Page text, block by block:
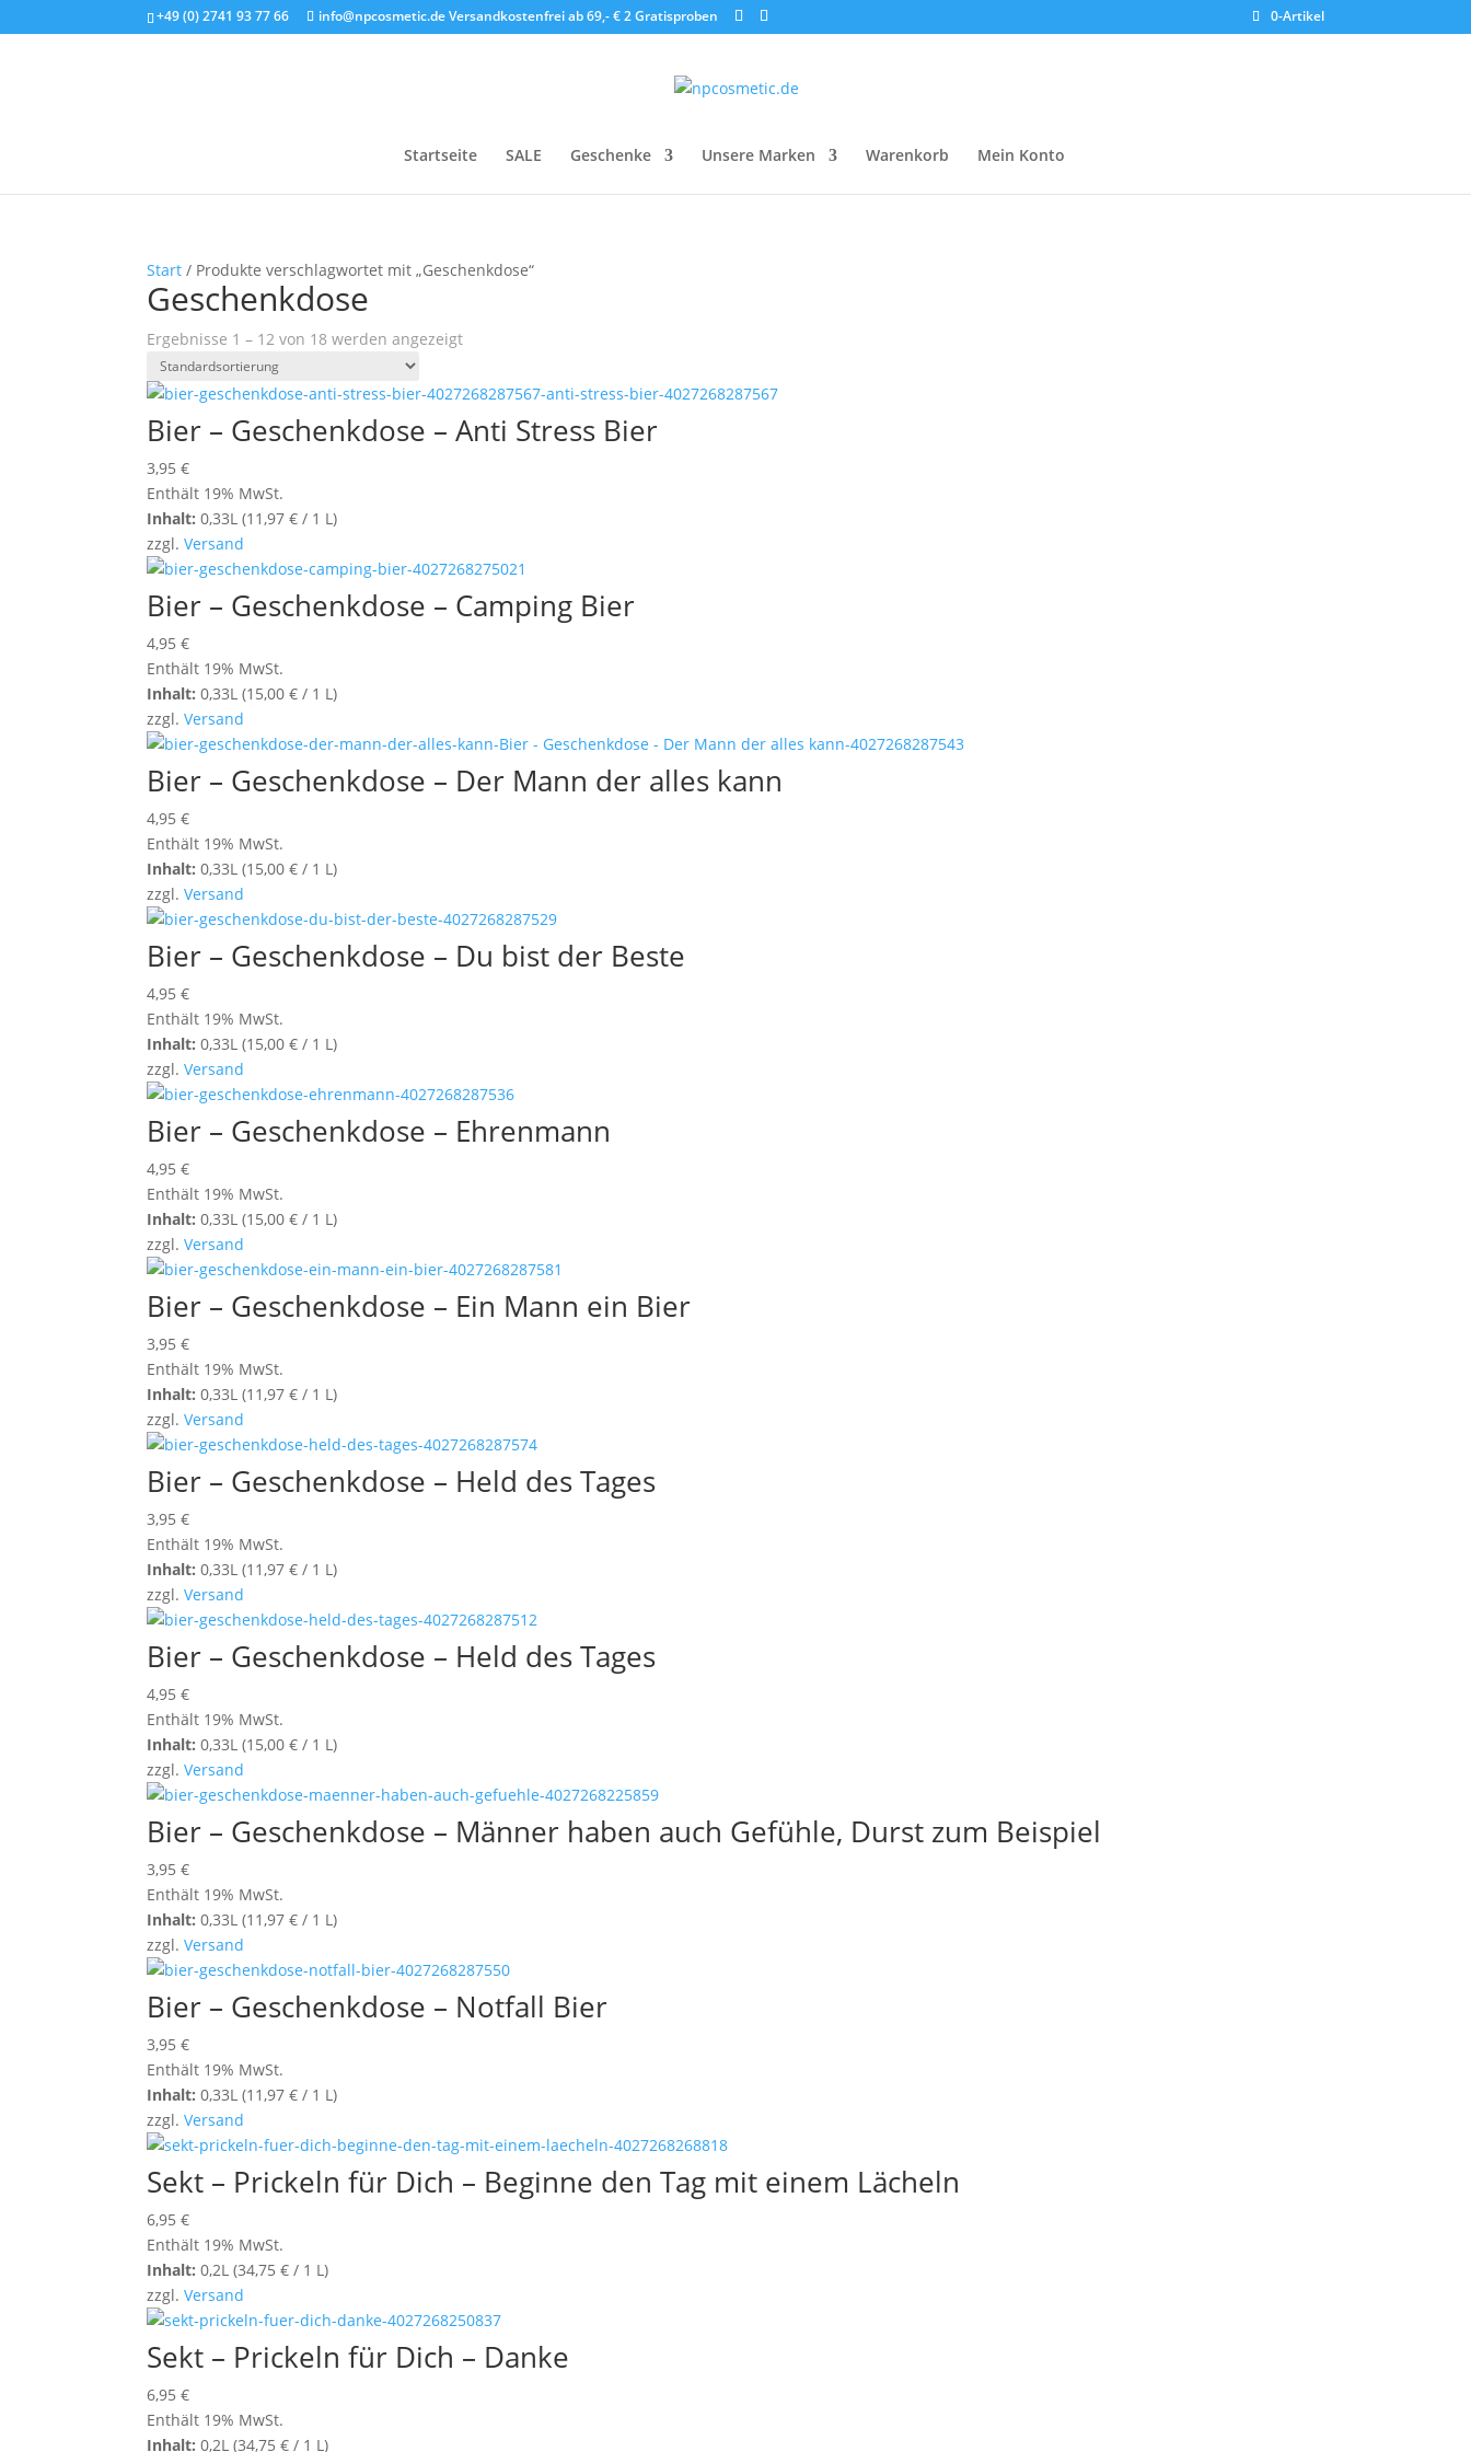
+49 (0) 2741 93 77 66 info@npcosmetic.de Versandkostenfrei ab 69,- € 2 Gratisproben 0-Artikel
Startseite SALE Geschenke Unsere Marken Warenkorb Mein Konto
Start / Produkte verschlagwortet mit „Geschenkdose“
Geschenkdose
Ergebnisse 1 – 12 von 18 werden angezeigt
Bier – Geschenkdose – Anti Stress Bier
3,95€
Enthält 19% MwSt.
Inhalt: 0,33L (11,97€ / 1 L)
zzgl.Versand
Bier – Geschenkdose – Camping Bier
4,95€
Enthält 19% MwSt.
Inhalt: 0,33L (15,00€ / 1 L)
zzgl.Versand
Bier – Geschenkdose – Der Mann der alles kann
4,95€
Enthält 19% MwSt.
Inhalt: 0,33L (15,00€ / 1 L)
zzgl.Versand
Bier – Geschenkdose – Du bist der Beste
4,95€
Enthält 19% MwSt.
Inhalt: 0,33L (15,00€ / 1 L)
zzgl.Versand
Bier – Geschenkdose – Ehrenmann
4,95€
Enthält 19% MwSt.
Inhalt: 0,33L (15,00€ / 1 L)
zzgl.Versand
Bier – Geschenkdose – Ein Mann ein Bier
3,95€
Enthält 19% MwSt.
Inhalt: 0,33L (11,97€ / 1 L)
zzgl.Versand
Bier – Geschenkdose – Held des Tages
3,95€
Enthält 19% MwSt.
Inhalt: 0,33L (11,97€ / 1 L)
zzgl.Versand
Bier – Geschenkdose – Held des Tages
4,95€
Enthält 19% MwSt.
Inhalt: 0,33L (15,00€ / 1 L)
zzgl.Versand
Bier – Geschenkdose – Männer haben auch Gefühle, Durst zum Beispiel
3,95€
Enthält 19% MwSt.
Inhalt: 0,33L (11,97€ / 1 L)
zzgl.Versand
Bier – Geschenkdose – Notfall Bier
3,95€
Enthält 19% MwSt.
Inhalt: 0,33L (11,97€ / 1 L)
zzgl.Versand
Sekt – Prickeln für Dich – Beginne den Tag mit einem Lächeln
6,95€
Enthält 19% MwSt.
Inhalt: 0,2L (34,75€ / 1 L)
zzgl.Versand
Sekt – Prickeln für Dich – Danke
6,95€
Enthält 19% MwSt.
Inhalt: 0,2L (34,75€ / 1 L)